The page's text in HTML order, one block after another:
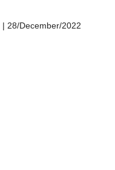
| 28/December/2022